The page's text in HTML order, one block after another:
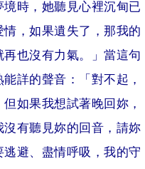
時，她聽見心裡沉甸已
，如果遺失了，那我的
也沒有力氣。」當這句
詳的聲音：「對不起，
如果我想試著晚回妳，
有聽見妳的回音，請妳
避、盡情呼吸，我的守